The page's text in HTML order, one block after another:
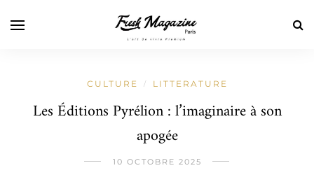
CULTURE / LITTERATURE
Les Éditions Pyrélion : l’imaginaire à son
apogée
10 OCTOBRE 2025